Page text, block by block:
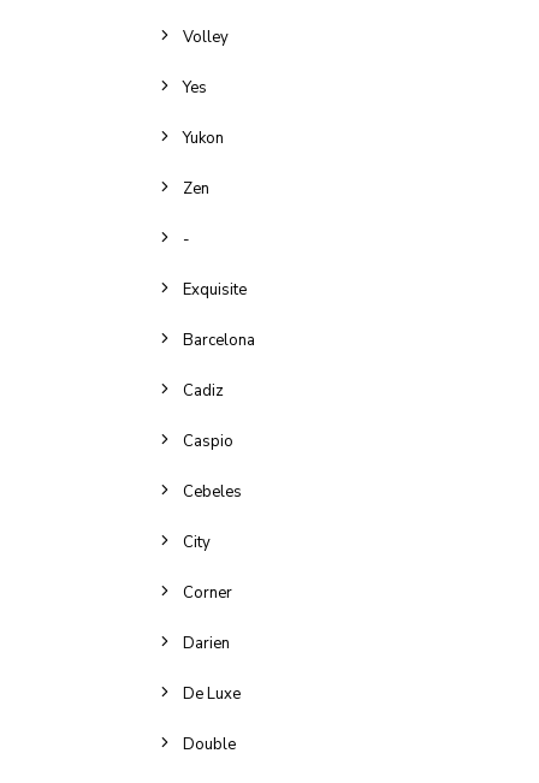
Volley
Yes
Yukon
Zen
-
Exquisite
Barcelona
Cadiz
Caspio
Cebeles
City
Corner
Darien
De Luxe
Double